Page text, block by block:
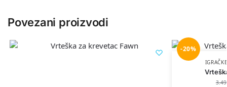
Povezani proizvodi
-20%